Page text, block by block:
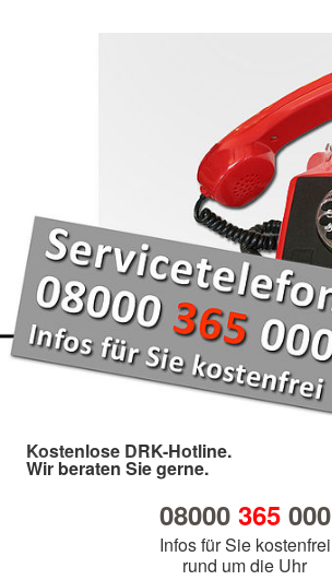
Kostenlose DRK-Hotline.
Wir beraten Sie gerne.
08000 365000
Infos für Sie kostenfrei
rund um die Uhr